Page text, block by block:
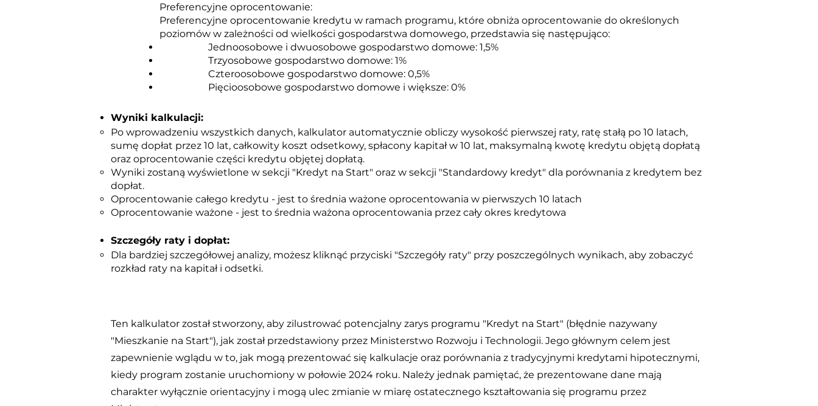
Preferencyjne oprocentowanie:
Preferencyjne oprocentowanie kredytu w ramach programu, które obniża oprocentowanie do określonych
poziomów w zależności od wielkości gospodarstwa domowego, przedstawia się następująco:
Jednoosobowe i dwuosobowe gospodarstwo domowe: 1,5%
Trzyosobowe gospodarstwo domowe: 1%
Czteroosobowe gospodarstwo domowe: 0,5%
Pięcioosobowe gospodarstwo domowe i większe: 0%
Wyniki kalkulacji:
Po wprowadzeniu wszystkich danych, kalkulator automatycznie obliczy wysokość pierwszej raty, ratę stałą po 10 latach,
sumę dopłat przez 10 lat, całkowity koszt odsetkowy, spłacony kapitał w 10 lat, maksymalną kwotę kredytu objętą dopłatą
oraz oprocentowanie części kredytu objętej dopłatą.
Wyniki zostaną wyświetlone w sekcji "Kredyt na Start" oraz w sekcji "Standardowy kredyt" dla porównania z kredytem bez
dopłat.
Oprocentowanie całego kredytu - jest to średnia ważone oprocentowania w pierwszych 10 latach
Oprocentowanie ważone - jest to średnia ważona oprocentowania przez cały okres kredytowa
Szczegóły raty i dopłat:
Dla bardziej szczegółowej analizy, możesz kliknąć przyciski "Szczegóły raty" przy poszczególnych wynikach, aby zobaczyć
rozkład raty na kapitał i odsetki.
Ten kalkulator został stworzony, aby zilustrować potencjalny zarys programu "Kredyt na Start" (błędnie nazywany
"Mieszkanie na Start"), jak został przedstawiony przez Ministerstwo Rozwoju i Technologii. Jego głównym celem jest
zapewnienie wglądu w to, jak mogą prezentować się kalkulacje oraz porównania z tradycyjnymi kredytami hipotecznymi,
kiedy program zostanie uruchomiony w połowie 2024 roku. Należy jednak pamiętać, że prezentowane dane mają
charakter wyłącznie orientacyjny i mogą ulec zmianie w miarę ostatecznego kształtowania się programu przez